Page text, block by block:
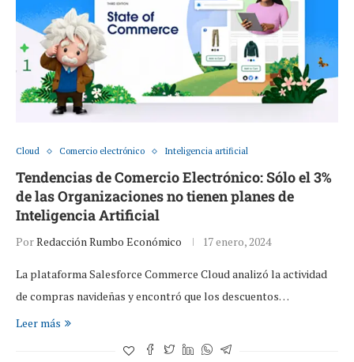
Cloud Comercio electrónico Inteligencia artificial
Tendencias de Comercio Electrónico: Sólo el 3%
de las Organizaciones no tienen planes de
Inteligencia Artificial
PorRedacción Rumbo Económico 17 enero, 2024
La plataforma Salesforce Commerce Cloud analizó la actividad
de compras navideñas y encontró que los descuentos…
Leer más